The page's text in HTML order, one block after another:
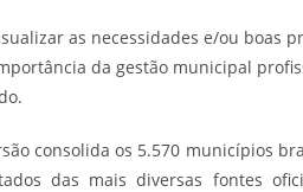
as necessidades e/ou boas
da gestão municipal
consolida os 5.570 municípios
das mais diversas fontes